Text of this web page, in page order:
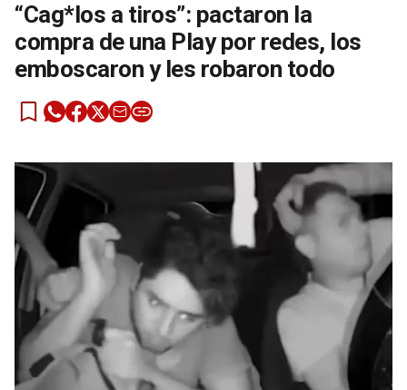
“Cag*los a tiros”: pactaron la
compra de una Play por redes, los
emboscaron y les robaron todo